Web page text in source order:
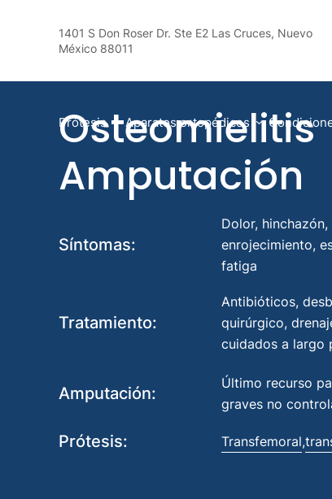
1401 S Don Roser Dr. Ste E2 Las Cruces, Nuevo
México 88011
Prótesis Aparatos ortopédicos
Prime Care Condiciones Osteomielitis
Osteomielitis
Amputación
Síntomas:
Dolor,
enrojecimiento,
fatiga
Tratamiento:
Antibióticos,
quirúrgico,
cuidados a largo
Amputación:
Último recurso
graves no
Prótesis: Transfemoral,